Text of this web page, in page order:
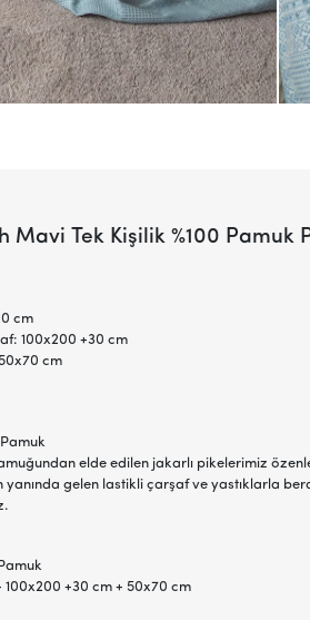
Mavi Tek Kişilik %100 Pamuk
cm
100x200 +30 cm
50x70 cm
elde edilen jakarlı pikelerimiz
yanında gelen lastikli çarşaf ve yastıklarla
100x200 +30 cm + 50x70 cm